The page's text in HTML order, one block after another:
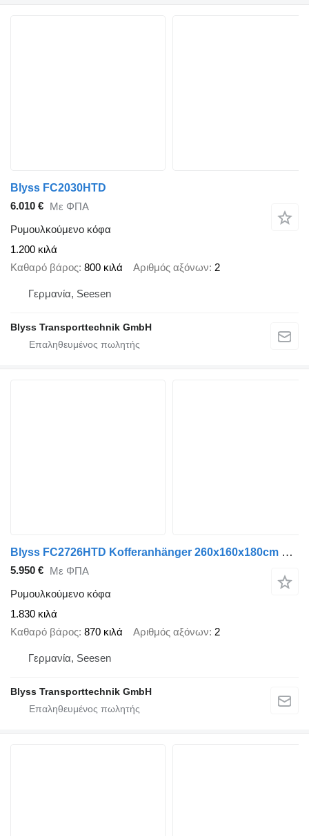
Blyss FC2030HTD
6.010 € Με ΦΠΑ
Ρυμουλκούμενο κόφα
1.200 κιλά
Καθαρό βάρος 800 κιλά Αριθμός αξόνων 2
Γερμανία, Seesen
Blyss Transporttechnik GmbH
Blyss FC2726HTD Kofferanhänger 260x160x180cm 2700kg zGG
5.950 € Με ΦΠΑ
Ρυμουλκούμενο κόφα
1.830 κιλά
Καθαρό βάρος 870 κιλά Αριθμός αξόνων 2
Γερμανία, Seesen
Blyss Transporttechnik GmbH